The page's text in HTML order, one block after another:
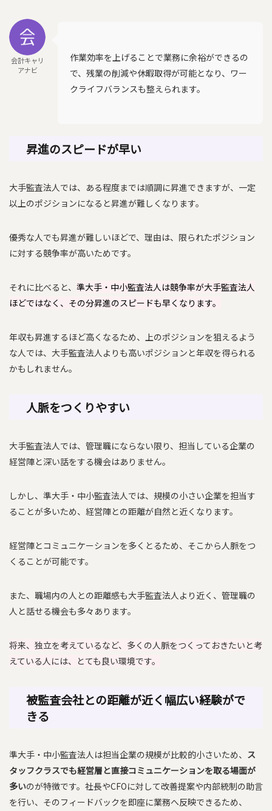
会計キャリ
アナビ
作業効率を上げることで業務に余裕ができるの
で、残業の削減や休暇取得が可能となり、ワー
クライフバランスも整えられます。
昇進のスピードが早い
大手監査法人では、ある程度までは順調に昇進できますが、一定
以上のポジションになると昇進が難しくなります。
優秀な人でも昇進が難しいほどで、理由は、限られたポジション
に対する競争率が高いためです。
それに比べると、 準大手・中小監査法人は競争率が大手監査法人
ほどではなく、その分昇進のスピードも早くなります。
年収も昇進するほど高くなるため、上のポジションを狙えるよう
な人では、大手監査法人よりも高いポジションと年収を得られる
かもしれません。
人脈をつくりやすい
大手監査法人では、管理職にならない限り、担当している企業の
経営陣と深い話をする機会はありません。
しかし、準大手・中小監査法人では、規模の小さい企業を担当す
ることが多いため、経営陣との距離が自然と近くなります。
経営陣とコミュニケーションを多くとるため、そこから人脈をつ
くることが可能です。
また、職場内の人との距離感も大手監査法人より近く、管理職の
人と話せる機会も多々あります。
将来、独立を考えているなど、多くの人脈をつくっておきたいと考
えている人には、とても良い環境です。
被監査会社との距離が近く幅広い経験がで
きる
準大手・中小監査法人は担当企業の規模が比較的小さいため、 ス
タッフクラスでも経営層と直接コミュニケーションを取る場面が
多いのが特徴です。社長やCFOに対して改善提案や内部統制の助言
を行い、そのフィードバックを即座に業務へ反映できるため、